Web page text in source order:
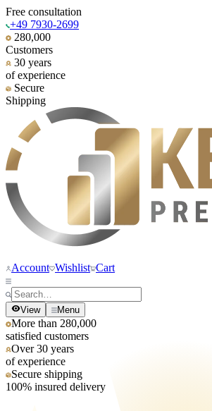
Free consultation
+49 7930-2699
280,000
Customers
30 years
of experience
Secure
Shipping
Account Wishlist Cart
View Menu
More than 280,000
satisfied customers
Over 30 years
of experience
Secure shipping
100% insured delivery